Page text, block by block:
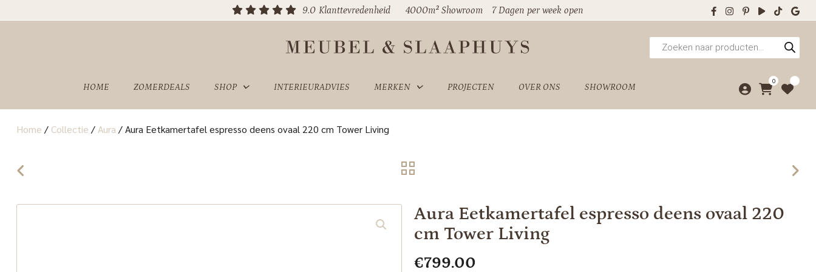
9.0 Klanttevredenheid 4000m² Showroom 7 Dagen per week open
Producten
zoeken
HOME ZOMERDEALS SHOP INTERIEURADVIES MERKEN PROJECTEN OVER ONS SHOWROOM
0
SHOWROOM
Home / Collectie / Aura /Aura Eetkamertafel espresso deens ovaal 220 cm Tower Living
Aura Eetkamertafel espresso deens ovaal 220
cm Tower Living
€799.00